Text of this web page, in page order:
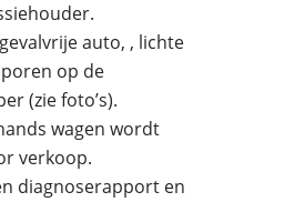
auto, , lichte
op de
(zie foto’s).
wagen wordt
verkoop.
diagnoserapport en